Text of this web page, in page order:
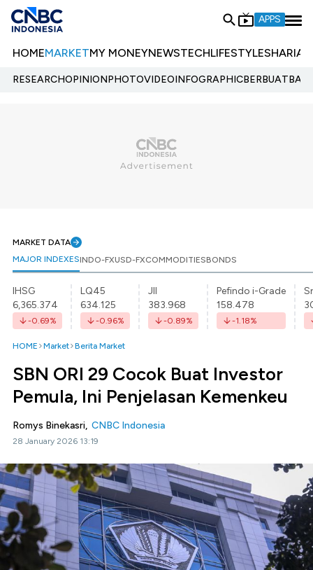
APPS
HOMEMARKETMY MONEYNEWSTECHLIFESTYLESHARIA
RESEARCHOPINIONPHOTOVIDEOINFOGRAPHIC
MARKET DATA
MAJOR INDEXESINDO-FXUSD-FXCOMMODITIESBONDS
IHSG
6,365.374
-0.69%
LQ45
634.125
-0.96%
JII
383.968
-0.89%
Pefindo i-Grade
158.478
-1.18%
HOME Market Berita Market
SBN ORI 29 Cocok Buat Investor
Pemula, Ini Penjelasan Kemenkeu
Romys Binekasri, CNBC Indonesia
28 January 2026 13:19